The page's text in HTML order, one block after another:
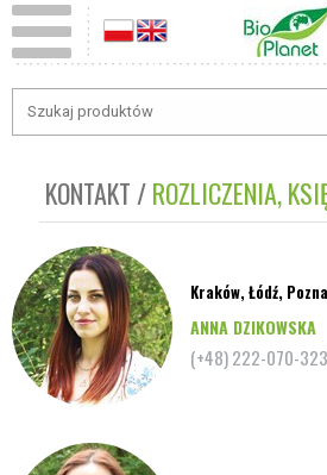
KONTAKT ROZLICZENIA,
Kraków, Łódź,
ANNA DZIKOWSKA
(+48) 222-070-